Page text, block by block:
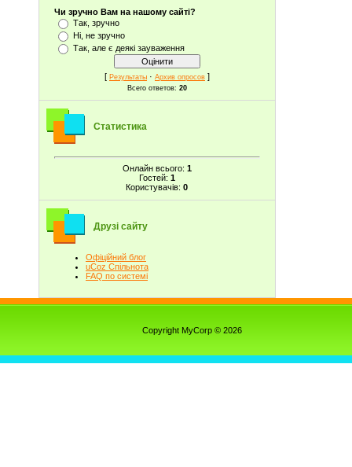
Чи зручно Вам на нашому сайті?
Так, зручно
Ні, не зручно
Так, але є деякі зауваження
[ Результаты · Архив опросов ]
Всего ответов: 20
Статистика
Онлайн всього: 1
Гостей: 1
Користувачів:0
Друзі сайту
Офіційний блог
uCoz Спільнота
FAQ по системі
Copyright MyCorp © 2026